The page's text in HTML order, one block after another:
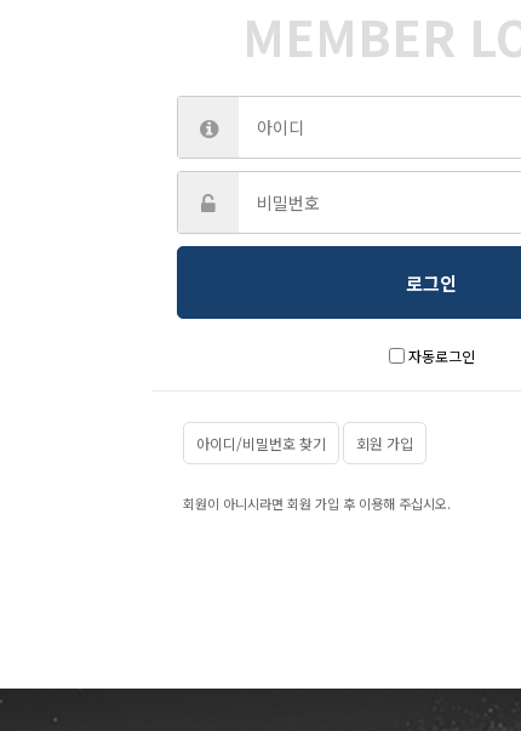
MEMBER
자동로그인
아이디/비밀번호 찾기 회원 가입
회원이 아니시라면 회원 가입 후 이용해 주십시오.